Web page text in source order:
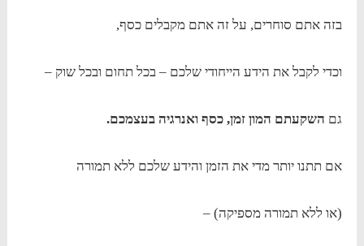
בזה אתם סוחרים, על זה אתם מקבלים כסף,
וכדי לקבל את הידע הייחודי שלכם – בכל תחום ובכל שוק –
גם השקעתם המון זמן, כסף ואנרגיה בעצמכם.
אם תתנו יותר מדי את הזמן והידע שלכם ללא תמורה
(או ללא תמורה מספיקה) –